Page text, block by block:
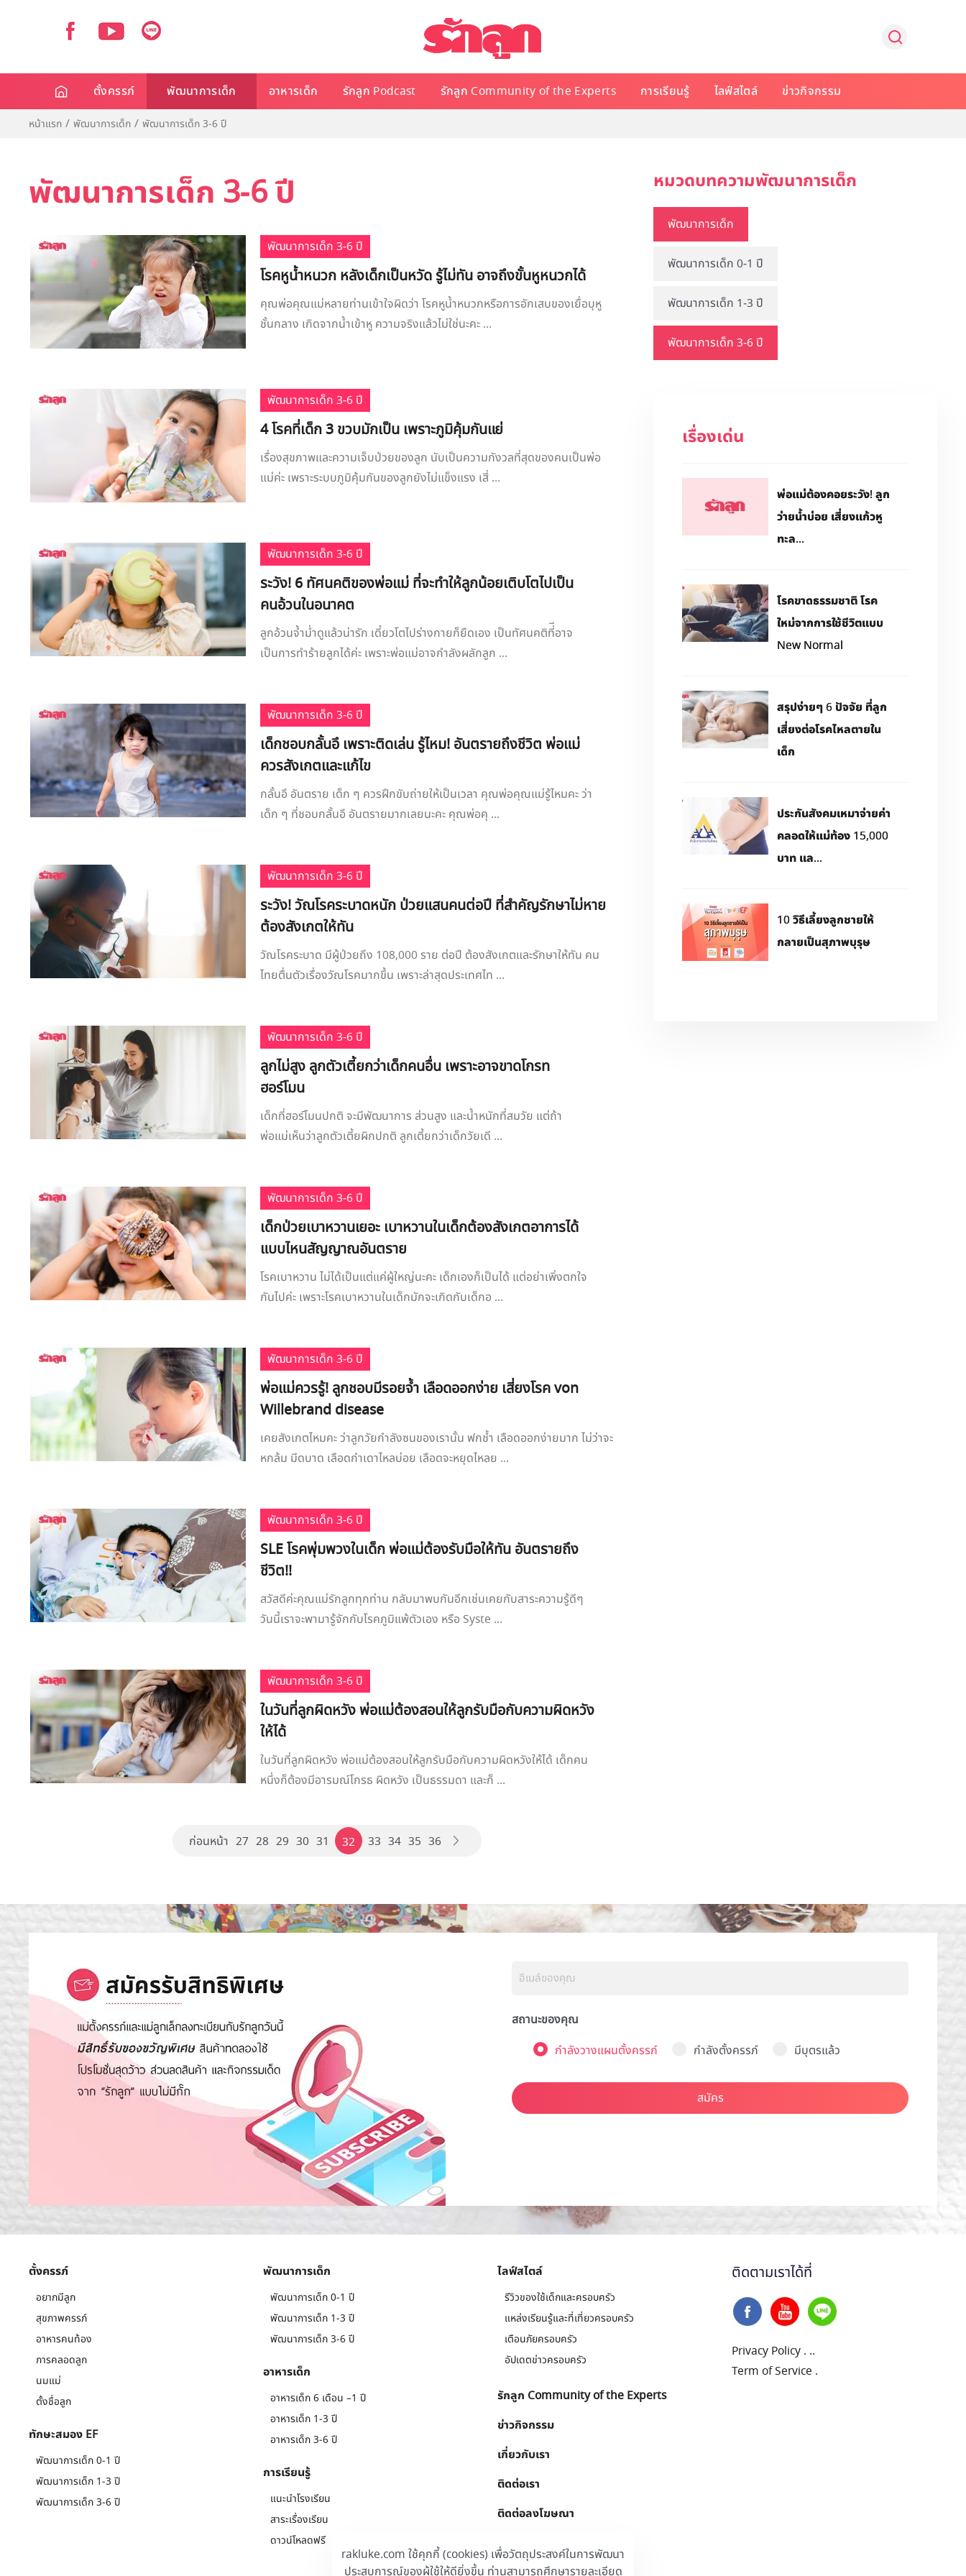
rakluke.com ใช้คุกกี้ (cookies) เพื่อวัตถุประสงค์ในการพัฒนา
ประสบการณ์ของผู้ใช้ให้ดียิ่งขึ้น ท่านสามารถศึกษารายละเอียด
ตั้งครรภ์ พัฒนาการเด็ก อาหารเด็ก รักลูก Podcast รักลูก Community of the Experts การเรียนรู้ ไลฟ์สไตล์ ข่าวกิจกรรม
หน้าแรก พัฒนาการเด็ก พัฒนาการเด็ก 3-6 ปี
พัฒนาการเด็ก 3-6 ปี
พัฒนาการเด็ก 3-6 ปี
โรคหูน้ำหนวก หลังเด็กเป็นหวัด รู้ไม่ทัน อาจถึงขั้นหูหนวกได้
คุณพ่อคุณแม่หลายท่านเข้าใจผิดว่า โรคหูน้ำหนวกหรือการอักเสบของเยื่อบุหู
ชั้นกลาง เกิดจากน้ำเข้าหู ความจริงแล้วไม่ใช่นะคะ ...
พัฒนาการเด็ก 3-6 ปี
4 โรคที่เด็ก 3 ขวบมักเป็น เพราะภูมิคุ้มกันแย่
เรื่องสุขภาพและความเจ็บป่วยของลูก นับเป็นความกังวลที่สุดของคนเป็นพ่อ
แม่ค่ะ เพราะระบบภูมิคุ้มกันของลูกยังไม่แข็งแรง เสี่ ...
พัฒนาการเด็ก 3-6 ปี
ระวัง! 6 ทัศนคติของพ่อแม่ ที่จะทำให้ลูกน้อยเติบโตไปเป็น
คนอ้วนในอนาคต
ลูกอ้วนจ้ำม่ำดูแล้วน่ารัก เดี๋ยวโตไปร่างกายก็ยืดเอง เป็นทัศนคติที่ีอาจ
เป็นการทำร้ายลูกได้ค่ะ เพราะพ่อแม่อาจกำลังผลักลูก ...
พัฒนาการเด็ก 3-6 ปี
เด็กชอบกลั้นอึ เพราะติดเล่น รู้ไหม! อันตรายถึงชีวิต พ่อแม่
ควรสังเกตและแก้ไข
กลั้นอึ อันตราย เด็ก ๆ ควรฝึกขับถ่ายให้เป็นเวลา คุณพ่อคุณแม่รู้ไหมคะ ว่า
เด็ก ๆ ที่ชอบกลั้นอึ อันตรายมากเลยนะคะ คุณพ่อคุ ...
พัฒนาการเด็ก 3-6 ปี
ระวัง! วัณโรคระบาดหนัก ป่วยแสนคนต่อปี ที่สำคัญรักษาไม่หาย
ต้องสังเกตให้ทัน
วัณโรคระบาด มีผู้ป่วยถึง 108,000 ราย ต่อปี ต้องสังเกตและรักษาให้ทัน คน
ไทยตื่นตัวเรื่องวัณโรคมากขึ้น เพราะล่าสุดประเทศไท ...
พัฒนาการเด็ก 3-6 ปี
ลูกไม่สูง ลูกตัวเตี้ยกว่าเด็กคนอื่น เพราะอาจขาดโกรท
ฮอร์โมน
เด็กที่ฮอร์โมนปกติ จะมีพัฒนาการ ส่วนสูง และน้ำหนักที่สมวัย แต่ถ้า
พ่อแม่เห็นว่าลูกตัวเตี้ยผิกปกติ ลูกเตี้ยกว่าเด็กวัยเดี ...
พัฒนาการเด็ก 3-6 ปี
เด็กป่วยเบาหวานเยอะ เบาหวานในเด็กต้องสังเกตอาการได้
แบบไหนสัญญาณอันตราย
โรคเบาหวาน ไม่ได้เป็นแต่แค่ผู้ใหญ่นะคะ เด็กเองก็เป็นได้ แต่อย่าเพิ่งตกใจ
กันไปค่ะ เพราะโรคเบาหวานในเด็กมักจะเกิดกับเด็กอ ...
พัฒนาการเด็ก 3-6 ปี
พ่อแม่ควรรู้! ลูกชอบมีรอยจ้ำ เลือดออกง่าย เสี่ยงโรค von
Willebrand disease
เคยสังเกตไหมคะ ว่าลูกวัยกำลังซนของเรานั้น ฟกช้ำ เลือดออกง่ายมาก ไม่ว่าจะ
หกล้ม มีดบาด เลือดกำเดาไหลบ่อย เลือดจะหยุดไหลย ...
พัฒนาการเด็ก 3-6 ปี
SLE โรคพุ่มพวงในเด็ก พ่อแม่ต้องรับมือให้ทัน อันตรายถึง
ชีวิต!!
สวัสดีค่ะคุณแม่รักลูกทุกท่าน กลับมาพบกันอีกเช่นเคยกับสาระความรู้ดีๆ
วันนี้เราจะพามารู้จักกับโรคภูมิแพ้ตัวเอง หรือ Syste ...
พัฒนาการเด็ก 3-6 ปี
ในวันที่ลูกผิดหวัง พ่อแม่ต้องสอนให้ลูกรับมือกับความผิดหวัง
ให้ได้
ในวันที่ลูกผิดหวัง พ่อแม่ต้องสอนให้ลูกรับมือกับความผิดหวังให้ได้ เด็กคน
หนึ่งก็ต้องมีอารมณ์โกรธ ผิดหวัง เป็นธรรมดา และก็ ...
ก่อนหน้า 27 28 29 30 31 32 33 34 35 36
หมวดบทความพัฒนาการเด็ก
พัฒนาการเด็ก
พัฒนาการเด็ก 0-1 ปี
พัฒนาการเด็ก 1-3 ปี
พัฒนาการเด็ก 3-6 ปี
เรื่องเด่น
พ่อแม่ต้องคอยระวัง! ลูก
ว่ายน้ำบ่อย เสี่ยงแก้วหู
ทะล...
โรคขาดธรรมชาติ โรค
ใหม่จากการใช้ชีวิตแบบ
New Normal
สรุปง่ายๆ 6 ปัจจัย ที่ลูก
เสี่ยงต่อโรคไหลตายใน
เด็ก
ประกันสังคมเหมาจ่ายค่า
คลอดให้แม่ท้อง 15,000
บาท แล...
10 วิธีเลี้ยงลูกชายให้
กลายเป็นสุภาพบุรุษ
สถานะของคุณ
กำลังวางแผนตั้งครรภ์
กำลังตั้งครรภ์ มีบุตรแล้ว
สมัคร
ตั้งครรภ์
อยากมีลูก
สุขภาพครรภ์
อาหารคนท้อง
การคลอดลูก
นมแม่
ตั้งชื่อลูก
ทักษะสมอง EF
พัฒนาการเด็ก 0-1 ปี
พัฒนาการเด็ก 1-3 ปี
พัฒนาการเด็ก 3-6 ปี
พัฒนาการเด็ก
พัฒนาการเด็ก 0-1 ปี
พัฒนาการเด็ก 1-3 ปี
พัฒนาการเด็ก 3-6 ปี
อาหารเด็ก
อาหารเด็ก 6 เดือน –1 ปี
อาหารเด็ก 1-3 ปี
อาหารเด็ก 3-6 ปี
การเรียนรู้
แนะนำโรงเรียน
สาระเรื่องเรียน
ดาวน์โหลดฟรี
ไลฟ์สไตล์
รีวิวของใช้เด็กและครอบครัว
แหล่งเรียนรู้และที่เที่ยวครอบครัว
เตือนภัยครอบครัว
อัปเดตข่าวครอบครัว
รักลูก Community of the Experts
ข่าวกิจกรรม
เกี่ยวกับเรา
ติดต่อเรา
ติดต่อลงโฆษณา
ติดตามเราได้ที่
Privacy Policy . ..
Term of Service .